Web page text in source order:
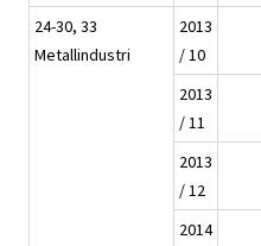
24-30, 33
Metallindustri
2013
/ 10
2013
/ 11
2013
/ 12
2014